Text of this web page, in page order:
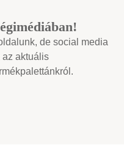
de social media
az aktuális